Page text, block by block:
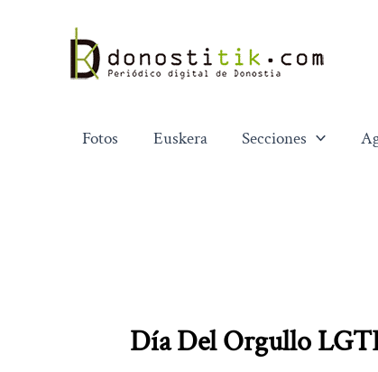
contenido
Fotos Euskera Secciones
Día Del Orgullo